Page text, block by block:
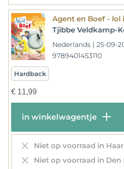
Agent en Boef - lol
Tjibbe Veldkamp-
Nederlands | 25-09-
9789401453110
Hardback
€11,99
in winkelwagentje
Niet op voorraad in
Niet op voorraad in Den